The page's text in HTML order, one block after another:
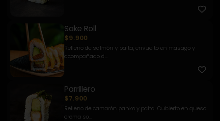
Sake Roll
$9.900
Relleno de salmón y palta, envuelto en masago y
acompañado d...
Parrillero
$7.900
Relleno de camarón panko y palta. Cubierto en queso
crema so...